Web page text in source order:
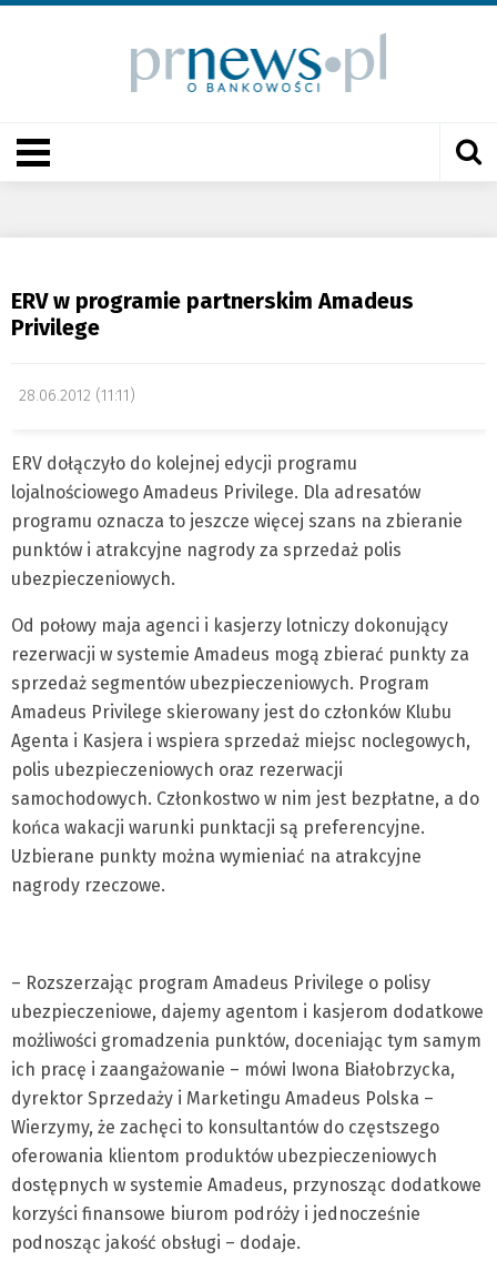
ERV w programie partnerskim Amadeus
Privilege
28.06.2012 (11:11)
ERV dołączyło do kolejnej edycji programu
lojalnościowego Amadeus Privilege. Dla adresatów
programu oznacza to jeszcze więcej szans na zbieranie
punktów i atrakcyjne nagrody za sprzedaż polis
ubezpieczeniowych.
Od połowy maja agenci i kasjerzy lotniczy dokonujący
rezerwacji w systemie Amadeus mogą zbierać punkty za
sprzedaż segmentów ubezpieczeniowych. Program
Amadeus Privilege skierowany jest do członków Klubu
Agenta i Kasjera i wspiera sprzedaż miejsc noclegowych,
polis ubezpieczeniowych oraz rezerwacji
samochodowych. Członkostwo w nim jest bezpłatne, a do
końca wakacji warunki punktacji są preferencyjne.
Uzbierane punkty można wymieniać na atrakcyjne
nagrody rzeczowe.
– Rozszerzając program Amadeus Privilege o polisy
ubezpieczeniowe, dajemy agentom i kasjerom dodatkowe
możliwości gromadzenia punktów, doceniając tym samym
ich pracę i zaangażowanie – mówi Iwona Białobrzycka,
dyrektor Sprzedaży i Marketingu Amadeus Polska –
Wierzymy, że zachęci to konsultantów do częstszego
oferowania klientom produktów ubezpieczeniowych
dostępnych w systemie Amadeus, przynosząc dodatkowe
korzyści finansowe biurom podróży i jednocześnie
podnosząc jakość obsługi – dodaje.